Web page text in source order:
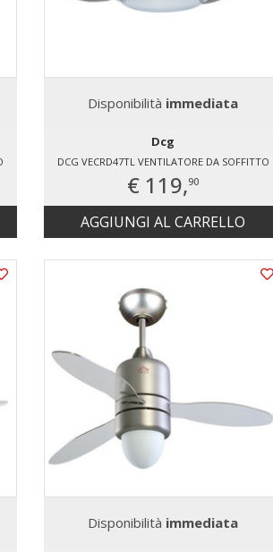
Disponibilità immediata
Dcg
DCG VECRD47TL VENTILATORE DA SOFFITTO
€ 119,90
AGGIUNGI AL CARRELLO
Disponibilità immediata